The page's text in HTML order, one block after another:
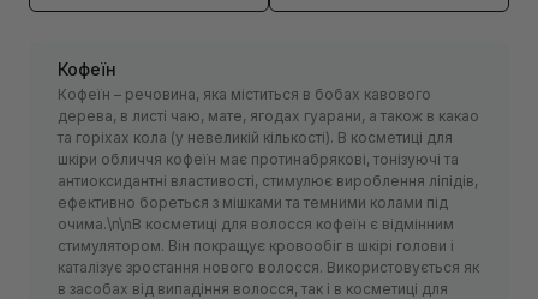
Кофеїн
Кофеїн – речовина, яка міститься в бобах кавового
дерева, в листі чаю, мате, ягодах гуарани, а також в какао
та горіхах кола (у невеликій кількості). В косметиці для
шкіри обличчя кофеїн має протинабрякові, тонізуючі та
антиоксидантні властивості, стимулює вироблення ліпідів,
ефективно бореться з мішками та темними колами під
очима.\n\nВ косметиці для волосся кофеїн є відмінним
стимулятором. Він покращує кровообіг в шкірі голови і
каталізує зростання нового волосся. Використовується як
в засобах від випадіння волосся, так і в косметиці для